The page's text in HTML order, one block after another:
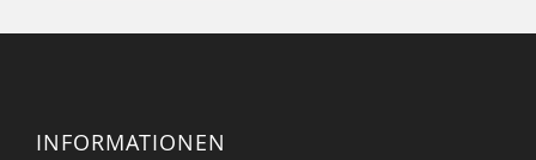
INFORMATIONEN